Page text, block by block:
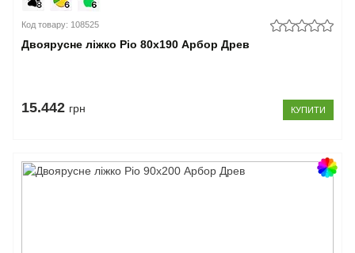
Код товару: 108525
Двоярусне ліжко Ріо 80x190 Арбор Древ
15.442 грн КУПИТИ